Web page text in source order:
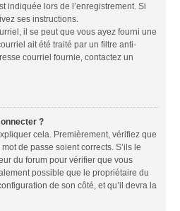
indiquée lors de l’enregistrement. Si
ses instructions.
il se peut que vous ayez fourni une
ait été traité par un filtre anti-
courriel fournie, contactez un
?
cela. Premièrement, vérifiez que
de passe soient corrects. S’ils le
du forum pour vérifier que vous
possible que le propriétaire du
de son côté, et qu’il devra la